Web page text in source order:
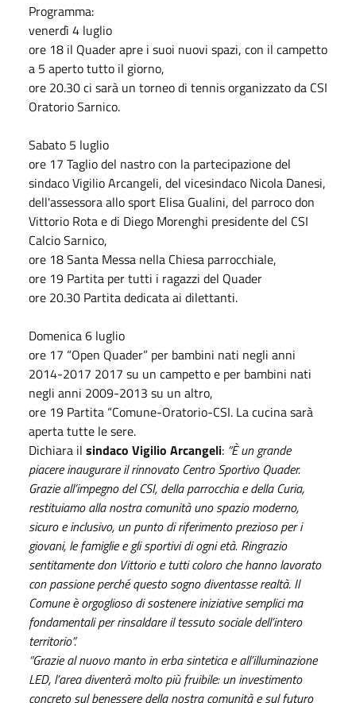
Programma:
venerdì 4 luglio
ore 18 il Quader apre i suoi nuovi spazi, con il campetto
a 5 aperto tutto il giorno,
ore 20.30 ci sarà un torneo di tennis organizzato da CSI
Oratorio Sarnico.
Sabato 5 luglio
ore 17 Taglio del nastro con la partecipazione del
sindaco Vigilio Arcangeli, del vicesindaco Nicola Danesi,
dell'assessora allo sport Elisa Gualini, del parroco don
Vittorio Rota e di Diego Morenghi presidente del CSI
Calcio Sarnico,
ore 18 Santa Messa nella Chiesa parrocchiale,
ore 19 Partita per tutti i ragazzi del Quader
ore 20.30 Partita dedicata ai dilettanti.
Domenica 6 luglio
ore 17 “Open Quader” per bambini nati negli anni
2014-2017 2017 su un campetto e per bambini nati
negli anni 2009-2013 su un altro,
ore 19 Partita “Comune-Oratorio-CSI. La cucina sarà
aperta tutte le sere.
Dichiara il sindaco Vigilio Arcangeli: “È un grande
piacere inaugurare il rinnovato Centro Sportivo Quader.
Grazie all’impegno del CSI, della parrocchia e della Curia,
restituiamo alla nostra comunità uno spazio moderno,
sicuro e inclusivo, un punto di riferimento prezioso per i
giovani, le famiglie e gli sportivi di ogni età. Ringrazio
sentitamente don Vittorio e tutti coloro che hanno lavorato
con passione perché questo sogno diventasse realtà. Il
Comune è orgoglioso di sostenere iniziative semplici ma
fondamentali per rinsaldare il tessuto sociale dell’intero
territorio”.
“Grazie al nuovo manto in erba sintetica e all’illuminazione
LED, l’area diventerà molto più fruibile: un investimento
concreto sul benessere della nostra comunità e sul futuro